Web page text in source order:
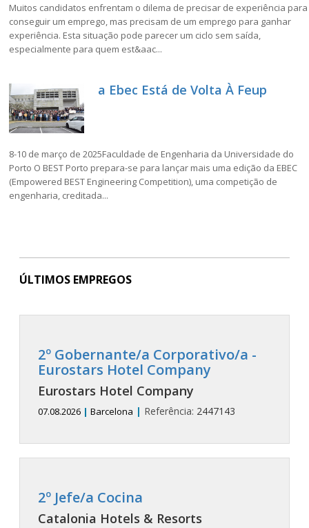
Muitos candidatos enfrentam o dilema de precisar de experiência para
conseguir um emprego, mas precisam de um emprego para ganhar
experiência. Esta situação pode parecer um ciclo sem saída,
especialmente para quem est&aac...
a Ebec Está de Volta À Feup
8-10 de março de 2025Faculdade de Engenharia da Universidade do
Porto O BEST Porto prepara-se para lançar mais uma edição da EBEC
(Empowered BEST Engineering Competition), uma competição de
engenharia, creditada...
ÚLTIMOS EMPREGOS
2º Gobernante/a Corporativo/a -
Eurostars Hotel Company
Eurostars Hotel Company
07.08.2026 | Barcelona | Referência: 2447143
2º Jefe/a Cocina
Catalonia Hotels & Resorts